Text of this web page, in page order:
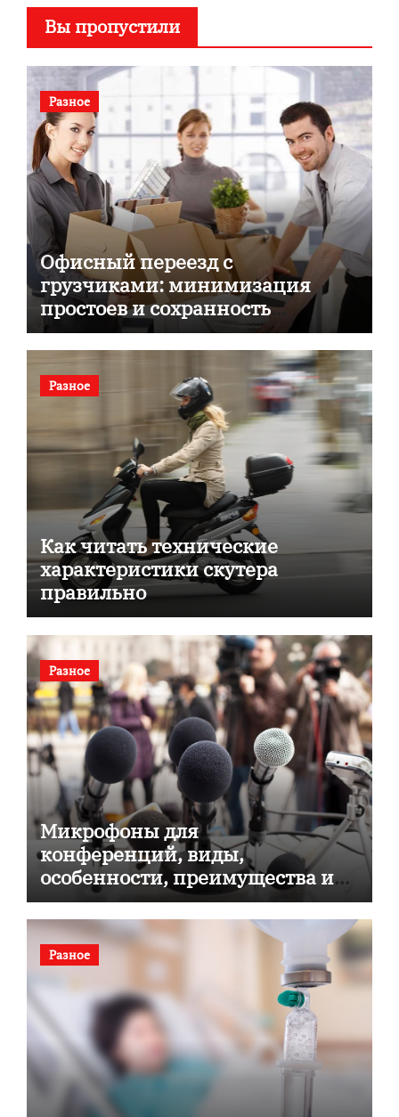
Вы пропустили
Разное
Офисный переезд с
грузчиками: минимизация
простоев и сохранность
документов
Разное
Как читать технические
характеристики скутера
правильно
Разное
Микрофоны для
конференций, виды,
особенности, преимущества и
советы по выбору
Разное